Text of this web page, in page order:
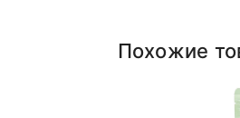
Похожие